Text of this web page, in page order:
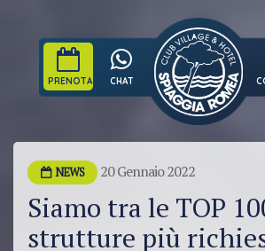
PRENOTA CHAT
NEWS 20 Gennaio 2022
Siamo tra le TOP
strutture più